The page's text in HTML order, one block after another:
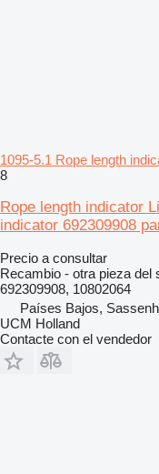
1095-5.1 Rope length
8
Rope length indicator
indicator 692309908
Precio a consultar
Recambio - otra pieza del
692309908, 10802064
Países Bajos,
UCM Holland
Contacte con el vendedor